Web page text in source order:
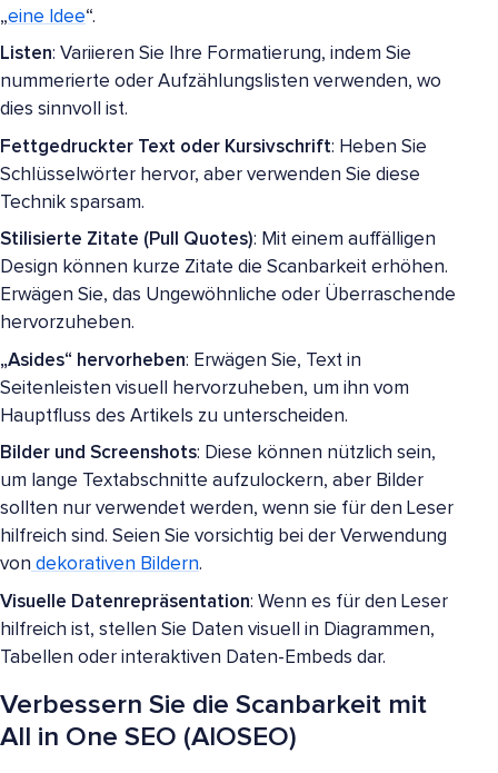
„eine Idee“.
Listen: Variieren Sie Ihre Formatierung, indem Sie
nummerierte oder Aufzählungslisten verwenden, wo
dies sinnvoll ist.
Fettgedruckter Text oder Kursivschrift: Heben Sie
Schlüsselwörter hervor, aber verwenden Sie diese
Technik sparsam.
Stilisierte Zitate (Pull Quotes): Mit einem auffälligen
Design können kurze Zitate die Scanbarkeit erhöhen.
Erwägen Sie, das Ungewöhnliche oder Überraschende
hervorzuheben.
„Asides“ hervorheben: Erwägen Sie, Text in
Seitenleisten visuell hervorzuheben, um ihn vom
Hauptfluss des Artikels zu unterscheiden.
Bilder und Screenshots: Diese können nützlich sein,
um lange Textabschnitte aufzulockern, aber Bilder
sollten nur verwendet werden, wenn sie für den Leser
hilfreich sind. Seien Sie vorsichtig bei der Verwendung
von dekorativen Bildern.
Visuelle Datenrepräsentation: Wenn es für den Leser
hilfreich ist, stellen Sie Daten visuell in Diagrammen,
Tabellen oder interaktiven Daten-Embeds dar.
Verbessern Sie die Scanbarkeit mit
All in One SEO (AIOSEO)